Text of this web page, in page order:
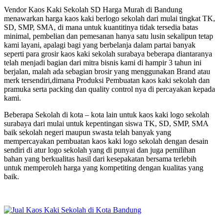
Vendor Kaos Kaki Sekolah SD Harga Murah di Bandung
menawarkan harga kaos kaki berlogo sekolah dari mulai tingkat TK,
SD, SMP, SMA, di mana untuk kuantitinya tidak tersedia batas
minimal, pembelian dan pemesanan hanya satu lusin sekalipun tetap
kami layani, apalagi bagi yang berbelanja dalam partai banyak
seperti para grosir kaos kaki sekolah surabaya beberapa diantaranya
telah menjadi bagian dari mitra bisnis kami di hampir 3 tahun ini
berjalan, malah ada sebagian brosir yang menggunakan Brand atau
merk tersendiri,dimana Produksi Pembuatan kaos kaki sekolah dan
pramuka serta packing dan quality control nya di percayakan kepada
kami.
Beberapa Sekolah di kota – kota lain untuk kaos kaki logo sekolah
surabaya dari mulai untuk kepentingan siswa TK, SD, SMP, SMA
baik sekolah negeri maupun swasta telah banyak yang
mempercayakan pembuatan kaos kaki logo sekolah dengan desain
sendiri di atur logo sekolah yang di punyai dan juga pemilihan
bahan yang berkualitas hasil dari kesepakatan bersama terlebih
untuk memperoleh harga yang kompetiting dengan kualitas yang
baik.